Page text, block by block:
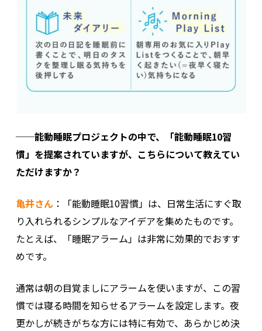
──能動睡眠プロジェクトの中で、「能動睡眠10習
慣」を提案されていますが、こちらについて教えてい
ただけますか？
亀井さん：「能動睡眠10習慣」は、日常生活にすぐ取
り入れられるシンプルなアイデアを集めたものです。
たとえば、「睡眠アラーム」は非常に効果的でおすす
めです。
通常は朝の目覚ましにアラームを使いますが、この習
慣では寝る時間を知らせるアラームを設定します。夜
更かしが続きがちな方には特に有効で、あらかじめ決